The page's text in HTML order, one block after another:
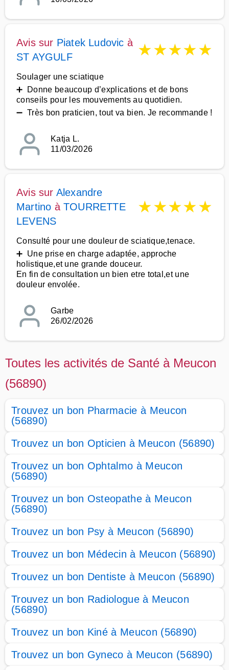
Avis sur Piatek Ludovic à
ST AYGULF
★★★★★
Soulager une sciatique
➕ Donne beaucoup d’explications et de bons
conseils pour les mouvements au quotidien.
➖ Très bon praticien, tout va bien. Je recommande !
Katja L.
11/03/2026
Avis sur Alexandre
Martino àTOURRETTE
LEVENS
★★★★★
Consulté pour une douleur de sciatique,tenace.
➕ Une prise en charge adaptée, approche
holistique,et une grande douceur.
En fin de consultation un bien etre total,et une
douleur envolée.
Garbe
26/02/2026
Toutes les activités de Santé à Meucon
(56890)
Trouvez un bon Pharmacie à Meucon
(56890)
Trouvez un bon Opticien à Meucon (56890)
Trouvez un bon Ophtalmo à Meucon
(56890)
Trouvez un bon Osteopathe à Meucon
(56890)
Trouvez un bon Psy à Meucon (56890)
Trouvez un bon Médecin à Meucon (56890)
Trouvez un bon Dentiste à Meucon (56890)
Trouvez un bon Radiologue à Meucon
(56890)
Trouvez un bon Kiné à Meucon (56890)
Trouvez un bon Gyneco à Meucon (56890)